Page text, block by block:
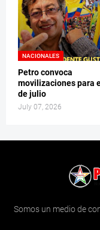
NACIONALES
Petro convoca
movilizaciones para
de julio
July 07, 2026
Somos un medio de